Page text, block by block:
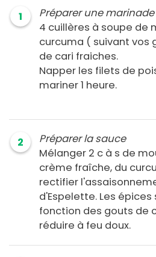
1
Préparer une marinade
4 cuillères à soupe de
curcuma ( suivant vos
de cari fraiches.
Napper les filets de
mariner 1 heure.
2
Préparer la sauce
Mélanger 2 c à s de
crème fraîche, du
rectifier
d'Espelette. Les
fonction des gouts de
réduire à feu doux.